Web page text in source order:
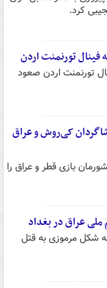
کرد.
تورنمنت اردن
تورنمنت اردن صعود
کی‌روش و عراق
بازی قطر و عراق را
ملی عراق در بغداد
شکل مرموزی به قتل